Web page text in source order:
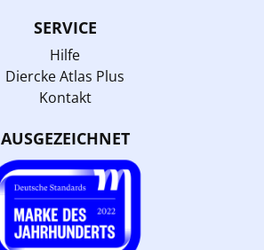
SERVICE
Hilfe
Diercke Atlas Plus
Kontakt
AUSGEZEICHNET